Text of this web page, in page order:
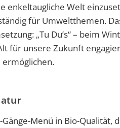
enkeltaugliche Welt
für Umweltthemen.
„Tu Du’s“ – beim
für unsere Zukunft
ermöglichen.
Menü in Bio-